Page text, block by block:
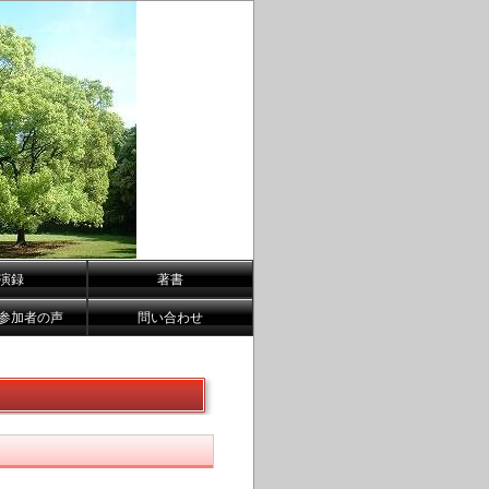
録 著書
加者の声 問い合わせ